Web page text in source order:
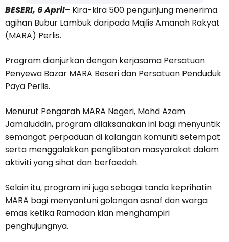
BESERI, 6 April– Kira-kira 500 pengunjung menerima
agihan Bubur Lambuk daripada Majlis Amanah Rakyat
(MARA) Perlis.
Program dianjurkan dengan kerjasama Persatuan
Penyewa Bazar MARA Beseri dan Persatuan Penduduk
Paya Perlis.
Menurut Pengarah MARA Negeri, Mohd Azam
Jamaluddin, program dilaksanakan ini bagi menyuntik
semangat perpaduan di kalangan komuniti setempat
serta menggalakkan penglibatan masyarakat dalam
aktiviti yang sihat dan berfaedah.
Selain itu, program ini juga sebagai tanda keprihatin
MARA bagi menyantuni golongan asnaf dan warga
emas ketika Ramadan kian menghampiri
penghujungnya.